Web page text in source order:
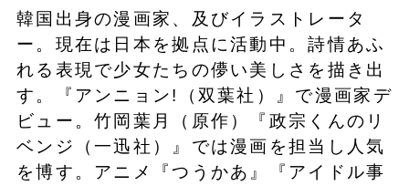
韓国出身の漫画家、及びイラストレータ
ー。現在は日本を拠点に活動中。詩情あふ
れる表現で少女たちの儚い美しさを描き出
す。『アンニョン!（双葉社）』で漫画家デ
ビュー。竹岡葉月（原作）『政宗くんのリ
ベンジ（一迅社）』では漫画を担当し人気
を博す。アニメ『つうかあ』『アイドル事